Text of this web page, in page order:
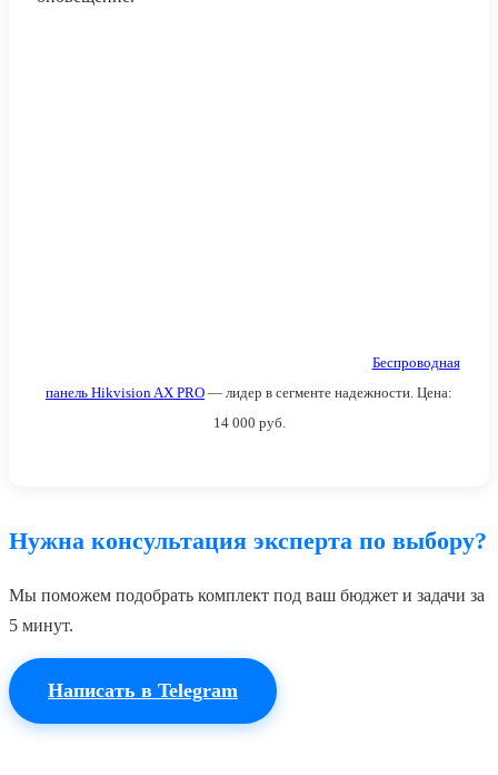
Беспроводная
панель Hikvision AX PRO — лидер в сегменте надежности. Цена:
14 000 руб.
Нужна консультация эксперта по выбору?
Мы поможем подобрать комплект под ваш бюджет и задачи за
5 минут.
Написать в Telegram